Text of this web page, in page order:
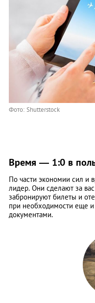
Фото: Shutterstock
Время — 1:0 в
По части экономии сил и
лидер. Они сделают за
забронируют билеты и
при необходимости еще и
документами.